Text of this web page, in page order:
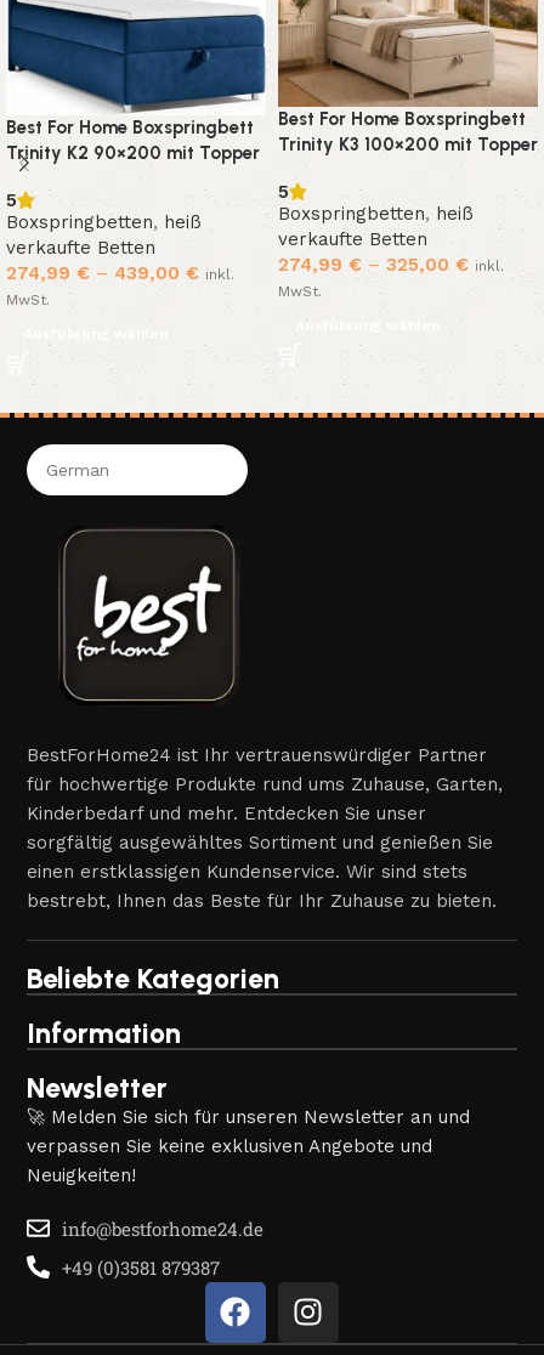
Best For Home Boxspringbett
Trinity K2 90×200 mit Topper
5
Boxspringbetten, heiß
verkaufte Betten
274,99 € – 439,00 € inkl.
MwSt.
Ausführung wählen
Best For Home Boxspringbett
Trinity K3 100×200 mit Topper
5
Boxspringbetten,heiß
verkaufte Betten
274,99 € – 325,00 € inkl.
MwSt.
Ausführung wählen
BestForHome24 ist Ihr vertrauenswürdiger Partner
für hochwertige Produkte rund ums Zuhause, Garten,
Kinderbedarf und mehr. Entdecken Sie unser
sorgfältig ausgewähltes Sortiment und genießen Sie
einen erstklassigen Kundenservice. Wir sind stets
bestrebt, Ihnen das Beste für Ihr Zuhause zu bieten.
Beliebte Kategorien
Information
Newsletter
🚀 Melden Sie sich für unseren Newsletter an und
verpassen Sie keine exklusiven Angebote und
Neuigkeiten!
info@bestforhome24.de
+49 (0)3581 879387